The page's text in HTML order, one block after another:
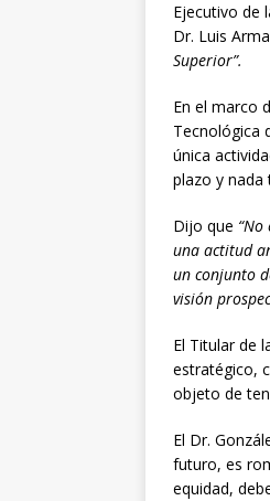
Ejecutivo de
Dr. Luis
Superior”.
En el marco
Tecnológica
única
plazo y nada
Dijo que
una actitud
un conjunto
visión
El Titular de
estratégico,
objeto de
El Dr.
futuro, es
equidad,